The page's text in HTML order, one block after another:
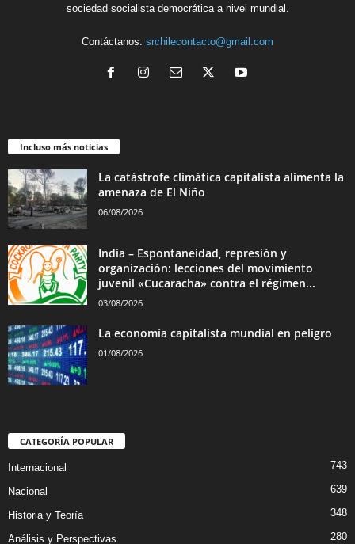
sociedad socialista democrática a nivel mundial.
Contáctanos: srchilecontacto@gmail.com
Incluso más noticias
La catástrofe climática capitalista alimenta la
amenaza de El Niño
06/08/2026
India – Espontaneidad, represión y
organización: lecciones del movimiento
juvenil «Cucaracha» contra el régimen...
03/08/2026
La economía capitalista mundial en peligro
01/08/2026
CATEGORÍA POPULAR
Internacional 743
Nacional 639
Historia y Teoría 348
Análisis y Perspectivas 280